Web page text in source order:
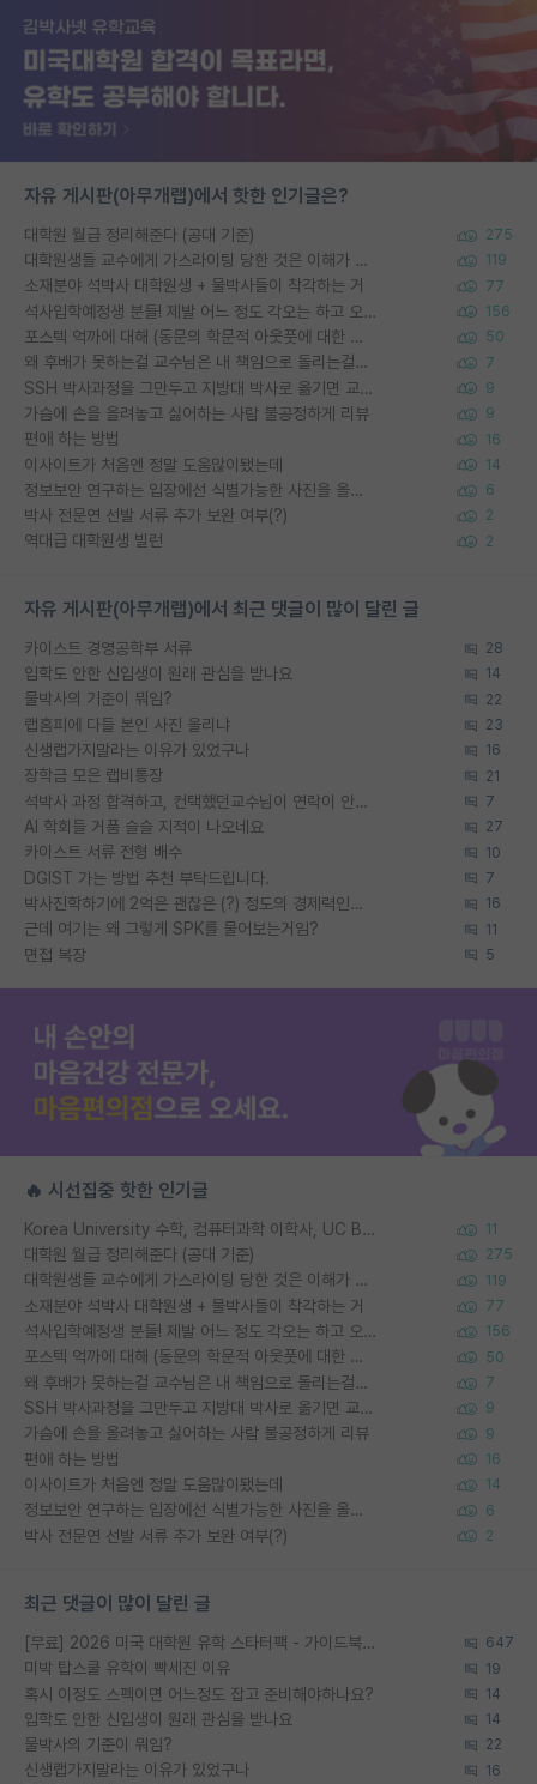
자유 게시판(아무개랩)에서 핫한 인기글은?
대학원 월급 정리해준다 (공대 기준) 275
대학원생들 교수에게 가스라이팅 당한 것은 이해가 갑니다. 안타깝네요. 119
소재분야 석박사 대학원생 + 물박사들이 착각하는 거 77
석사입학예정생 분들! 제발 어느 정도 각오는 하고 오세요. 156
포스텍 억까에 대해 (동문의 학문적 아웃풋에 대한 반박) 50
왜 후배가 못하는걸 교수님은 내 책임으로 돌리는걸까요? 7
SSH 박사과정을 그만두고 지방대 박사로 옮기면 교수의 꿈은 끝일까요? 9
가슴에 손을 올려놓고 싫어하는 사람 불공정하게 리뷰 9
편애 하는 방법 16
이사이트가 처음엔 정말 도움많이됐는데 14
정보보안 연구하는 입장에선 식별가능한 사진을 올리는건 비추이긴함 6
박사 전문연 선발 서류 추가 보완 여부(?) 2
역대급 대학원생 빌런 2
자유 게시판(아무개랩)에서 최근 댓글이 많이 달린 글
카이스트 경영공학부 서류 28
입학도 안한 신입생이 원래 관심을 받나요 14
물박사의 기준이 뭐임? 22
랩홈피에 다들 본인 사진 올리냐 23
신생랩가지말라는 이유가 있었구나 16
장학금 모은 랩비통장 21
석박사 과정 합격하고, 컨택했던교수님이 연락이 안됩니다... 7
AI 학회들 거품 슬슬 지적이 나오네요 27
카이스트 서류 전형 배수 10
DGIST 가는 방법 추천 부탁드립니다. 7
박사진학하기에 2억은 괜찮은 (?) 정도의 경제력인가요 16
근데 여기는 왜 그렇게 SPK를 물어보는거임? 11
면접 복장 5
🔥 시선집중 핫한 인기글
Korea University 수학, 컴퓨터과학 이학사, UC Berkeley 산업공학 대학원 공학박사가 되는 것은 쉽지 않겠죠? 11
대학원 월급 정리해준다 (공대 기준) 275
대학원생들 교수에게 가스라이팅 당한 것은 이해가 갑니다. 안타깝네요. 119
소재분야 석박사 대학원생 + 물박사들이 착각하는 거 77
석사입학예정생 분들! 제발 어느 정도 각오는 하고 오세요. 156
포스텍 억까에 대해 (동문의 학문적 아웃풋에 대한 반박) 50
왜 후배가 못하는걸 교수님은 내 책임으로 돌리는걸까요? 7
SSH 박사과정을 그만두고 지방대 박사로 옮기면 교수의 꿈은 끝일까요? 9
가슴에 손을 올려놓고 싫어하는 사람 불공정하게 리뷰 9
편애 하는 방법 16
이사이트가 처음엔 정말 도움많이됐는데 14
정보보안 연구하는 입장에선 식별가능한 사진을 올리는건 비추이긴함 6
박사 전문연 선발 서류 추가 보완 여부(?) 2
최근 댓글이 많이 달린 글
[무료] 2026 미국 대학원 유학 스타터팩 - 가이드북 & 합격자 컨택메일 템플릿 647
미박 탑스쿨 유학이 빡세진 이유 19
혹시 이정도 스펙이면 어느정도 잡고 준비해야하나요? 14
입학도 안한 신입생이 원래 관심을 받나요 14
물박사의 기준이 뭐임? 22
신생랩가지말라는 이유가 있었구나 16